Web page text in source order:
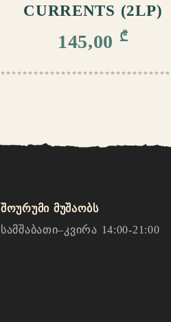
CURRENTS (2LP)
145,00 ₾
შოურუმი მუშაობს
სამშაბათი–კვირა 14:00-21:00